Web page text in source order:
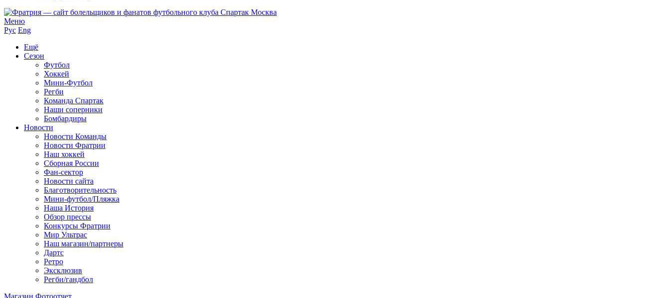
Меню
Рус Eng
Ещё
Сезон
Футбол
Хоккей
Мини-Футбол
Регби
Команда Спартак
Наши соперники
Бомбардиры
Новости
Новости Команды
Новости Фратрии
Наш хоккей
Сборная России
Фан-cектор
Новости сайта
Благотворительность
Мини-футбол/Пляжка
Наша История
Обзор прессы
Конкурсы Фратрии
Мир Ультрас
Наш магазин/партнеры
Дартс
Ретро
Эксклюзив
Регби/гандбол
Магазин Фотоотчет